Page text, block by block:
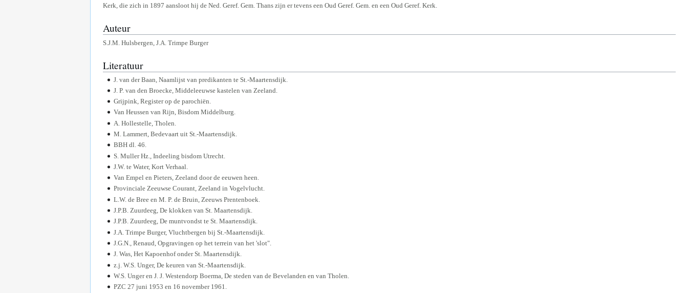
Kerk, die zich in 1897 aansloot hij de Ned. Geref. Gem. Thans zijn er tevens een Oud Geref. Gem. en een Oud Geref. Kerk.
Auteur
S.J.M. Hulsbergen, J.A. Trimpe Burger
Literatuur
J. van der Baan, Naamlijst van predikanten te St.-Maartensdijk.
J. P. van den Broecke, Middeleeuwse kastelen van Zeeland.
Grijpink, Register op de parochiën.
Van Heussen van Rijn, Bisdom Middelburg.
A. Hollestelle, Tholen.
M. Lammert, Bedevaart uit St.-Maartensdijk.
BBH dl. 46.
S. Muller Hz., Indeeling bisdom Utrecht.
J.W. te Water, Kort Verhaal.
Van Empel en Pieters, Zeeland door de eeuwen heen.
Provinciale Zeeuwse Courant, Zeeland in Vogelvlucht.
L.W. de Bree en M. P. de Bruin, Zeeuws Prentenboek.
J.P.B. Zuurdeeg, De klokken van St. Maartensdijk.
J.P.B. Zuurdeeg, De muntvondst te St. Maartensdijk.
J.A. Trimpe Burger, Vluchtbergen bij St.-Maartensdijk.
J.G.N., Renaud, Opgravingen op het terrein van het 'slot".
J. Was, Het Kapoenhof onder St. Maartensdijk.
z.j. W.S. Unger, De keuren van St.-Maartensdijk.
W.S. Unger en J. J. Westendorp Boerma, De steden van de Bevelanden en van Tholen.
PZC 27 juni 1953 en 16 november 1961.